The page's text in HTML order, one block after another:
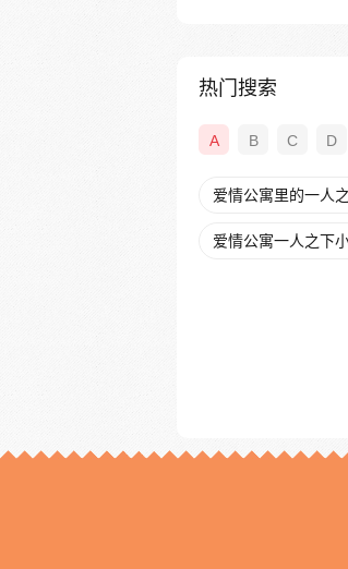
热门搜索
A B C D
爱情公寓里的一人
爱情公寓一人之下